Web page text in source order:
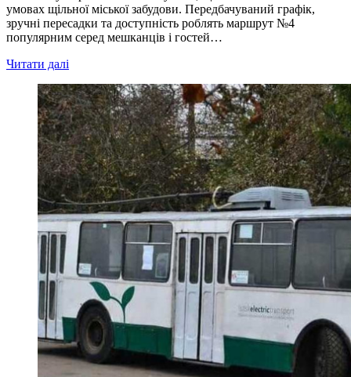
умовах щільної міської забудови. Передбачуваний графік,
зручні пересадки та доступність роблять маршрут №4
популярним серед мешканців і гостей…
Читати далі